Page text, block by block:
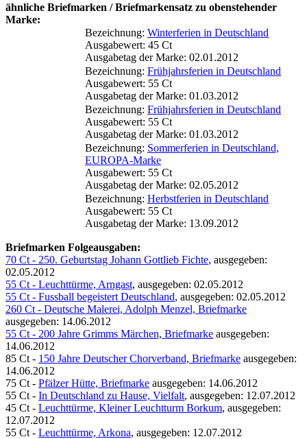
ähnliche Briefmarken / Briefmarkensatz zu obenstehender
Marke:
Bezeichnung: Winterferien in Deutschland
Ausgabewert: 45 Ct
Ausgabetag der Marke: 02.01.2012
Bezeichnung: Frühjahrsferien in Deutschland
Ausgabewert: 55 Ct
Ausgabetag der Marke: 01.03.2012
Bezeichnung: Frühjahrsferien in Deutschland
Ausgabewert: 55 Ct
Ausgabetag der Marke: 01.03.2012
Bezeichnung: Sommerferien in Deutschland,
EUROPA-Marke
Ausgabewert: 55 Ct
Ausgabetag der Marke: 02.05.2012
Bezeichnung: Herbstferien in Deutschland
Ausgabewert: 55 Ct
Ausgabetag der Marke: 13.09.2012
Briefmarken Folgeausgaben:
70 Ct - 250. Geburtstag Johann Gottlieb Fichte, ausgegeben:
02.05.2012
55 Ct - Leuchttürme, Arngast, ausgegeben: 02.05.2012
55 Ct - Fussball begeistert Deutschland, ausgegeben: 02.05.2012
260 Ct - Deutsche Malerei, Adolph Menzel, Briefmarke
ausgegeben: 14.06.2012
55 Ct - 200 Jahre Grimms Märchen, Briefmarke ausgegeben:
14.06.2012
85 Ct - 150 Jahre Deutscher Chorverband, Briefmarke ausgegeben:
14.06.2012
75 Ct - Pfälzer Hütte, Briefmarke ausgegeben: 14.06.2012
55 Ct - In Deutschland zu Hause, Vielfalt, ausgegeben: 12.07.2012
45 Ct - Leuchttürme, Kleiner Leuchtturm Borkum, ausgegeben:
12.07.2012
55 Ct - Leuchttürme, Arkona, ausgegeben: 12.07.2012